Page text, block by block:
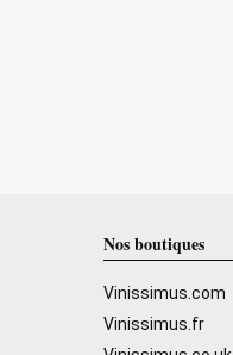
Nos boutiques
Vinissimus.com
Vinissimus.fr